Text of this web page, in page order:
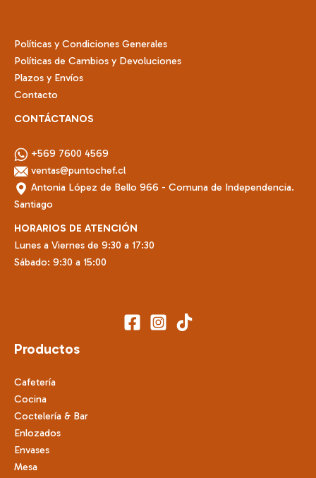
Políticas y Condiciones Generales
Políticas de Cambios y Devoluciones
Plazos y Envíos
Contacto
CONTÁCTANOS
+569 7600 4569
ventas@puntochef.cl
Antonia López de Bello 966 - Comuna de Independencia.
Santiago
HORARIOS DE ATENCIÓN
Lunes a Viernes de 9:30 a 17:30
Sábado: 9:30 a 15:00
Productos
Cafetería
Cocina
Coctelería & Bar
Enlozados
Envases
Mesa